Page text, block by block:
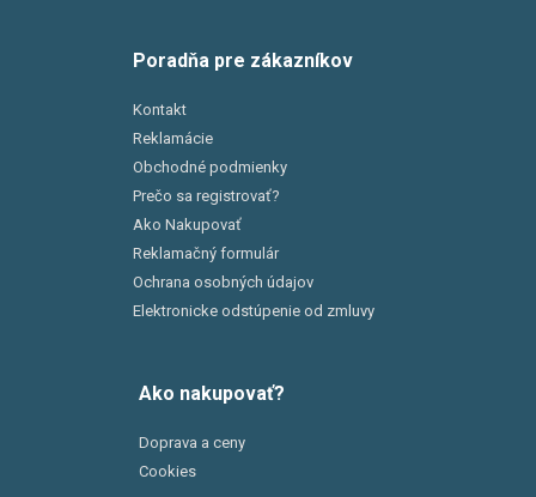
Poradňa pre zákazníkov
Kontakt
Reklamácie
Obchodné podmienky
Prečo sa registrovať?
Ako Nakupovať
Reklamačný formulár
Ochrana osobných údajov
Elektronicke odstúpenie od zmluvy
Ako nakupovať?
Doprava a ceny
Cookies